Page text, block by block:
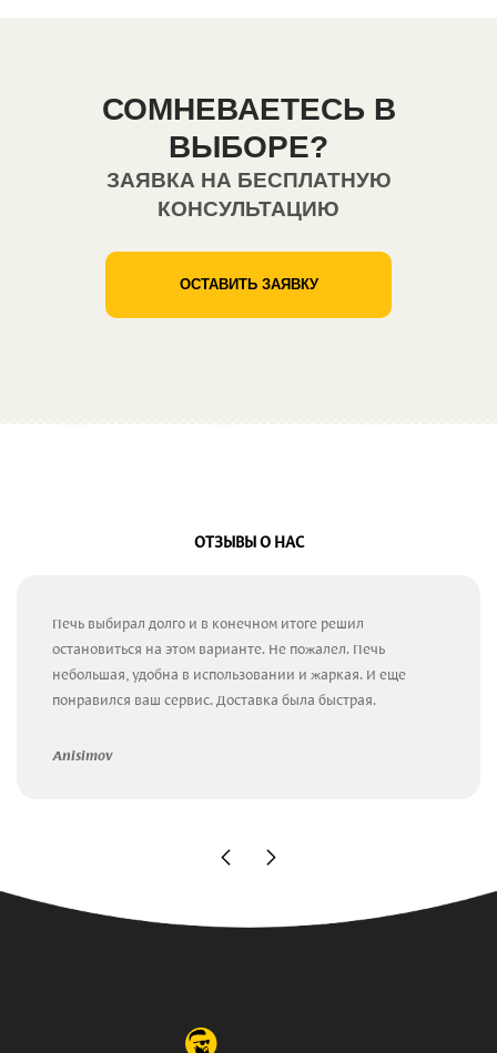
СОМНЕВАЕТЕСЬ В
ВЫБОРЕ?
ЗАЯВКА НА БЕСПЛАТНУЮ
КОНСУЛЬТАЦИЮ
ОСТАВИТЬ ЗАЯВКУ
ОТЗЫВЫ О НАС
Печь выбирал долго и в конечном итоге решил
остановиться на этом варианте. Не пожалел. Печь
небольшая, удобна в использовании и жаркая. И еще
понравился ваш сервис. Доставка была быстрая.
Anisimov